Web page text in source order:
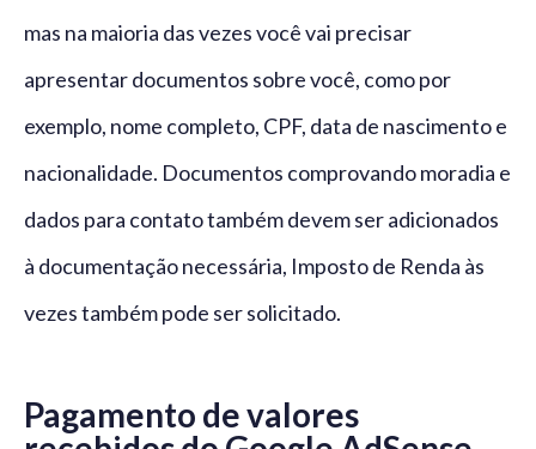
mas na maioria das vezes você vai precisar
apresentar documentos sobre você, como por
exemplo, nome completo, CPF, data de nascimento e
nacionalidade. Documentos comprovando moradia e
dados para contato também devem ser adicionados
à documentação necessária, Imposto de Renda às
vezes também pode ser solicitado.
Pagamento de valores